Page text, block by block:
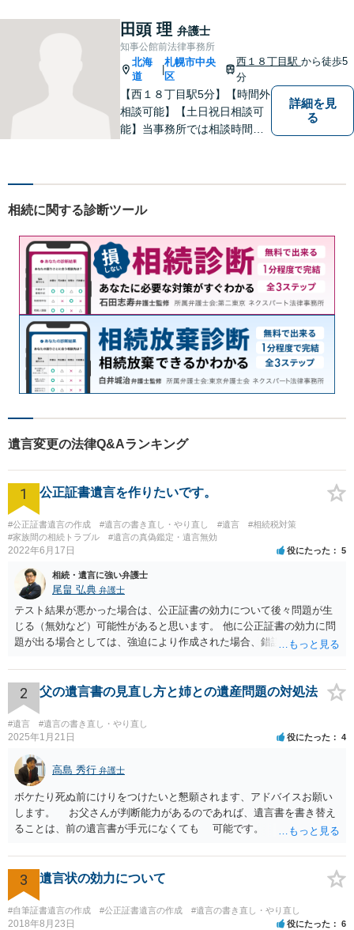
不動産問題・交通事故です。
札幌市内をはじめ、道内の皆
様の法律問題に真摯に対応し
ます。ぜひ一度ご相談くださ
い。
田頭 理 弁護士
知事公館前法律事務所
北海
道
|
札幌市中央
区
西１８丁目駅から徒歩5
分
【西１８丁目駅5分】【時間外
相談可能】【土日祝日相談可
能】当事務所では相談時間を
に対応することを心がけてい
士を目指していますので、お
悩みの方はぜひご相談くださ
い。
詳細を見
る
相続に関する診断ツール
遺言変更の法律Q&Aランキング
1 公正証書遺言を作りたいです。
#公正証書遺言の作成 #遺言の書き直し・やり直し #遺言
#相続税対策
#家族間の相続トラブル
#遺言の真偽鑑定・遺言無効
2022年6月17日 役にたった 5
相続・遺言に強い弁護士
尾畠 弘典 弁護士
テスト結果が悪かった場合は、公正証書の効力について後々問題が生
じる（無効など）可能性があると思います。 他に公正証書の効力に問
題が出る場合としては、強迫により作成された場合、錯誤（勘違い）
すが、弁護士に作成を依頼する場合は、１０～数十万円程度になるケ
ースが多いと思います。 報酬体系は、弁護士ごとに異なりますので一
律の基準はありません。
2 父の遺言書の見直し方と姉との遺産問題の対処法
#遺言 #遺言の書き直し・やり直し
2025年1月21日 役にたった 4
高島 秀行 弁護士
ボケたり死ぬ前にけりをつけたいと懇願されます、アドバイスお願い
します。 お父さんが判断能力があるのであれば、遺言書を書き替え
ることは、前の遺言書が手元になくても 可能です。 将来遺言の効
してもらって 診断書を取得して、公証役場へ行って公正証書遺言を
作成するのがよいと思います。 将来争われることが見込まれること
から、弁護士に依頼して手続きを進めた方がよいと思います。
3 遺言状の効力について
#自筆証書遺言の作成 #公正証書遺言の作成 #遺言の書き直し・やり直し
2018年8月23日 役にたった 6